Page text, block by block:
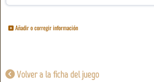
Añadir o corregir información
Volver a la ficha del juego